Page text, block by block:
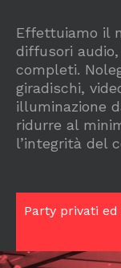
Effettuiamo il
diffusori
completi.
giradischi,
illuminazione
ridurre al
l’integrità del
Party privati